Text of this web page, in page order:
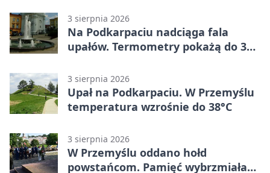
3 sierpnia 2026
Na Podkarpaciu nadciąga fala
upałów. Termometry pokażą do 36
3 sierpnia 2026
Upał na Podkarpaciu. W Przemyślu
temperatura wzrośnie do 38°C
3 sierpnia 2026
W Przemyślu oddano hołd
powstańcom. Pamięć wybrzmiała